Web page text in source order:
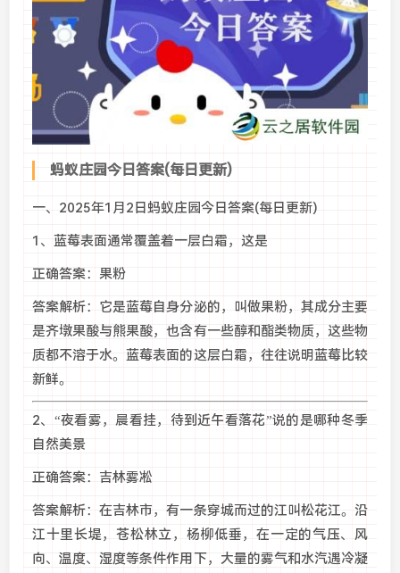
蚂蚁庄园今日答案(每日更新)
一、2025年1月2日蚂蚁庄园今日答案(每日更新)
1、蓝莓表面通常覆盖着一层白霜，这是
正确答案：果粉
答案解析：它是蓝莓自身分泌的，叫做果粉，其成分主要
是齐墩果酸与熊果酸，也含有一些醇和酯类物质，这些物
质都不溶于水。蓝莓表面的这层白霜，往往说明蓝莓比较
新鲜。
2、“夜看雾，晨看挂，待到近午看落花”说的是哪种冬季
自然美景
正确答案：吉林雾凇
答案解析：在吉林市，有一条穿城而过的江叫松花江。沿
江十里长堤，苍松林立，杨柳低垂，在一定的气压、风
向、温度、湿度等条件作用下，大量的雾气和水汽遇冷凝